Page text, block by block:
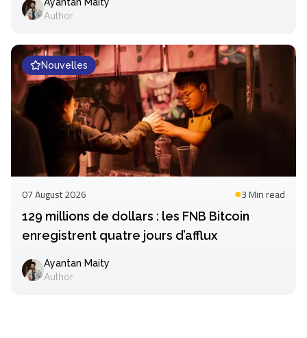
Author
Nouvelles
07 August 2026 3 Minread
129 millions de dollars : les FNB Bitcoin
enregistrent quatre jours d’afflux
Ayantan Maity
Author